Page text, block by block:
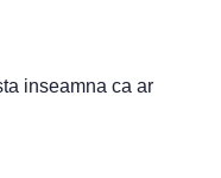
inseamna ca ar